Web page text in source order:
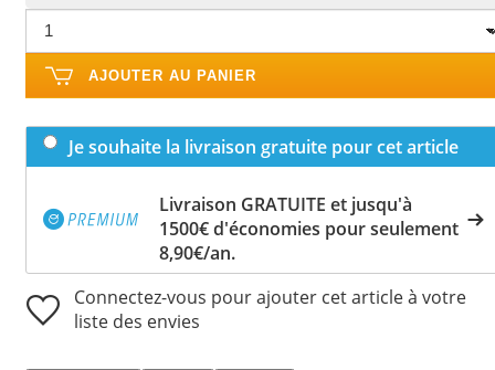
AJOUTER AU PANIER
Je souhaite la livraison gratuite pour cet article
Livraison GRATUITE et jusqu'à
1500€ d'économies pour seulement
8,90€/an.
Connectez-vous pour ajouter cet article à votre
liste des envies